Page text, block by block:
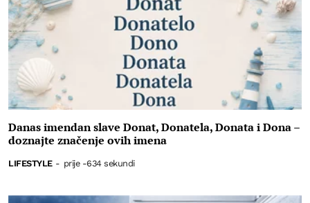
Danas imendan slave Donat, Donatela, Donata i Dona –
doznajte značenje ovih imena
LIFESTYLE - prije -634 sekundi